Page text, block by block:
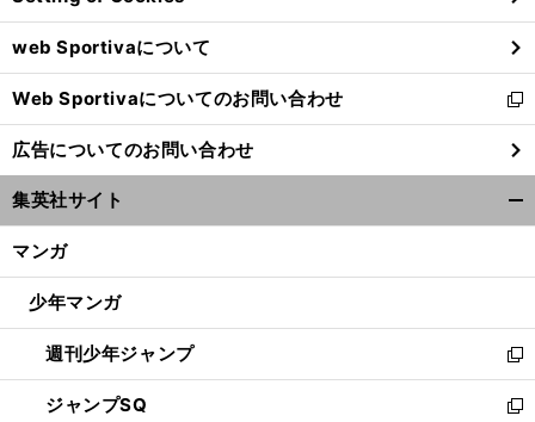
ウ
で
開
く
web Sportivaについて
Web Sportivaについてのお問い合わせ
新
し
い
ウ
ィ
ン
ウ
開
く
広告についてのお問い合わせ
集英社サイト
マンガ
少年マンガ
週刊少年ジャンプ
新
し
い
ジャンプSQ
新